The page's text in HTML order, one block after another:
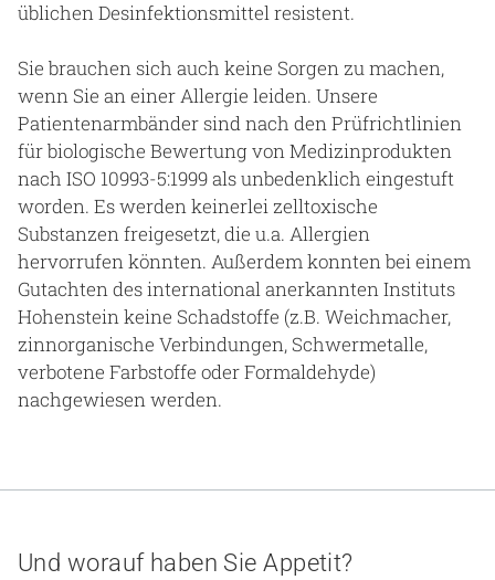
üblichen Desinfektionsmittel resistent.
Sie brauchen sich auch keine Sorgen zu machen,
wenn Sie an einer Allergie leiden. Unsere
Patientenarmbänder sind nach den Prüfrichtlinien
für biologische Bewertung von Medizinprodukten
nach ISO 10993-5:1999 als unbedenklich eingestuft
worden. Es werden keinerlei zelltoxische
Substanzen freigesetzt, die u.a. Allergien
hervorrufen könnten. Außerdem konnten bei einem
Gutachten des international anerkannten Instituts
Hohenstein keine Schadstoffe (z.B. Weichmacher,
zinnorganische Verbindungen, Schwermetalle,
verbotene Farbstoffe oder Formaldehyde)
nachgewiesen werden.
Und worauf haben Sie Appetit?